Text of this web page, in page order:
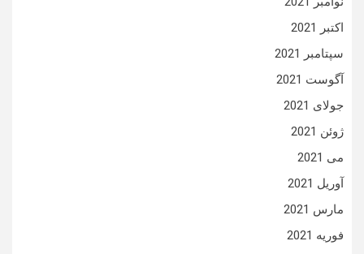
اکتبر 2021
سپتامبر 2021
آگوست 2021
جولای 2021
ژوئن 2021
می 2021
آوریل 2021
مارس 2021
فوریه 2021